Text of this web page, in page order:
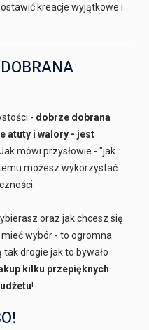
kreacje wyjątkowe i
- dobrze dobrana
atuty i walory - jest
Jak mówi przysłowie - "jak
możesz wykorzystać
oraz jak chcesz się
wybór - to ogromna
drogie jak to bywało
kilku przepięknych
!